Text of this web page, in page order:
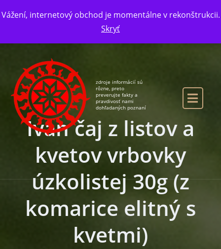
Vážení, internetový obchod je momentálne v rekonštrukcii.
Skryť
zdroje informácií sú
rôzne, preto
preverujte fakty a
pravdivosť nami
dohľadaných poznaní
Ivan čaj z listov a
kvetov vrbovky
úzkolistej 30g (z
komarice elitný s
kvetmi)